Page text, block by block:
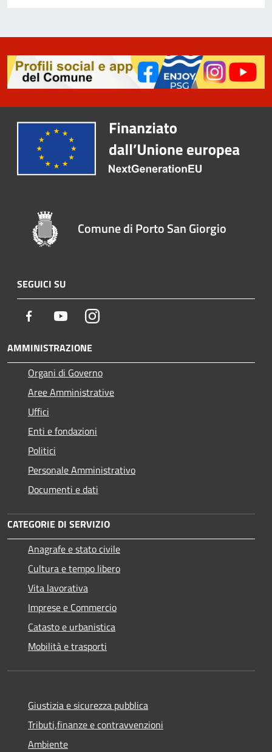
Comune di Porto San Giorgio
SEGUICI SU
Facebook YoutubeInstagram
AMMINISTRAZIONE
Organi di Governo
Aree Amministrative
Uffici
Enti e fondazioni
Politici
Personale Amministrativo
Documenti e dati
CATEGORIE DI SERVIZIO
Anagrafe e stato civile
Cultura e tempo libero
Vita lavorativa
Imprese e Commercio
Catasto e urbanistica
Mobilità e trasporti
Giustizia e sicurezza pubblica
Tributi,finanze e contravvenzioni
Ambiente